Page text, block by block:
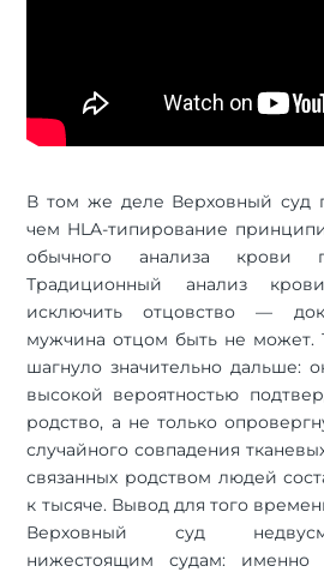
В том же деле Верховный суд
чем HLA-типирование
обычного анализа крови
Традиционный анализ
исключить отцовство —
мужчина отцом быть не может.
шагнуло значительно дальше:
высокой вероятностью
родство, а не только
случайного совпадения
связанных родством людей
к тысяче. Вывод для того
Верховный суд
нижестоящим судам: именно